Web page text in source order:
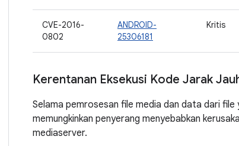
CVE-2016-
0802
ANDROID-
25306181
Kritis
Kerentanan Eksekusi Kode Jarak
Selama pemrosesan file media dan data dari
memungkinkan penyerang menyebabkan
mediaserver.